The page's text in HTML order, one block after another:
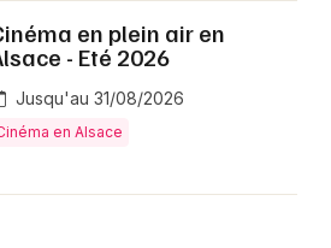
en plein air en
- Eté 2026
Jusqu'au 31/08/2026
en Alsace